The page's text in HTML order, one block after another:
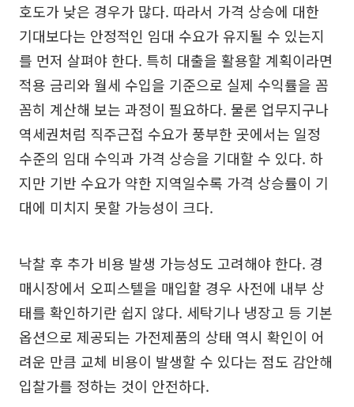
호도가 낮은 경우가 많다. 따라서 가격 상승에 대한
기대보다는 안정적인 임대 수요가 유지될 수 있는지
를 먼저 살펴야 한다. 특히 대출을 활용할 계획이라면
적용 금리와 월세 수입을 기준으로 실제 수익률을 꼼
꼼히 계산해 보는 과정이 필요하다. 물론 업무지구나
역세권처럼 직주근접 수요가 풍부한 곳에서는 일정
수준의 임대 수익과 가격 상승을 기대할 수 있다. 하
지만 기반 수요가 약한 지역일수록 가격 상승률이 기
대에 미치지 못할 가능성이 크다.
낙찰 후 추가 비용 발생 가능성도 고려해야 한다. 경
매시장에서 오피스텔을 매입할 경우 사전에 내부 상
태를 확인하기란 쉽지 않다. 세탁기나 냉장고 등 기본
옵션으로 제공되는 가전제품의 상태 역시 확인이 어
려운 만큼 교체 비용이 발생할 수 있다는 점도 감안해
입찰가를 정하는 것이 안전하다.